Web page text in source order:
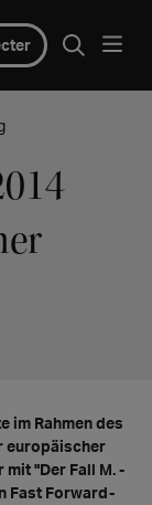
im Rahmen des
europäischer
"Der Fall M. -
Fast Forward-